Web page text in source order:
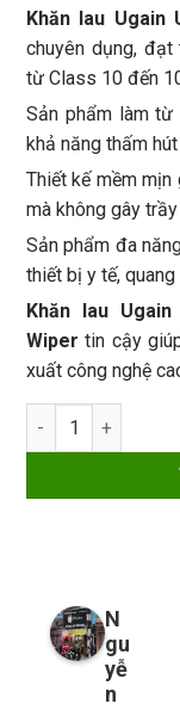
Khăn lau Ugain
chuyên dụng,
từ Class 10 đến
Sản phẩm làm
khả năng thấm
Thiết kế mềm
mà không gây
Sản phẩm đa
thiết bị y tế,
Khăn lau Ugain
Wiper tin cậy
xuất công nghệ
Khăn lau Ugain
N
gu
yễ
n